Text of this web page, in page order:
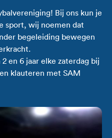
Bij ons kun je
sport, wij noemen dat
begeleiding bewegen
en 6 jaar elke zaterdag bij
klauteren met SAM